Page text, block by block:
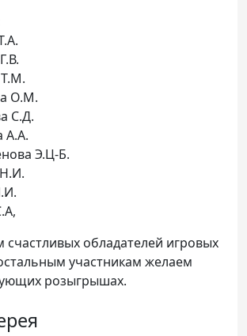
О.М.
С.Д.
А.А.
Э.Ц-Б.
счастливых обладателей игровых
участникам желаем
розыгрышах.